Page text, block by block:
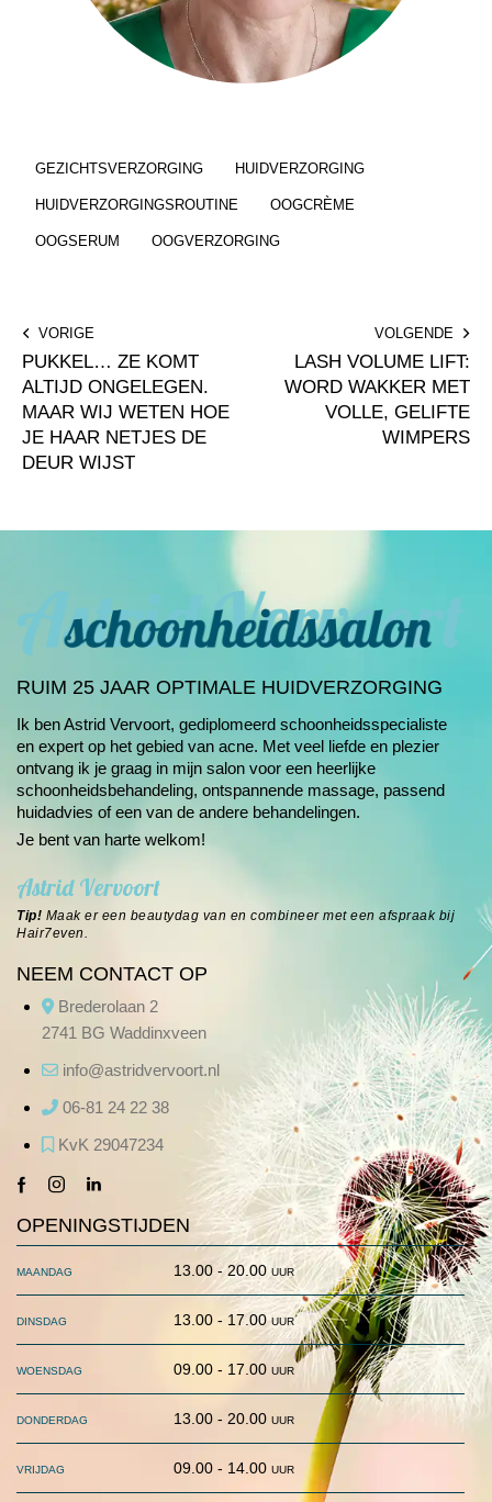
GEZICHTSVERZORGING HUIDVERZORGING
HUIDVERZORGINGSROUTINE OOGCRÈME
OOGSERUM OOGVERZORGING
Bericht
navigatie
VORIGE
PUKKEL… ZE KOMT
ALTIJD ONGELEGEN.
MAAR WIJ WETEN HOE
JE HAAR NETJES DE
DEUR WIJST
VOLGENDE
LASH VOLUME LIFT:
WORD WAKKER MET
VOLLE, GELIFTE
WIMPERS
RUIM 25 JAAR OPTIMALE HUIDVERZORGING
Ik ben Astrid Vervoort, gediplomeerd schoonheids­specialiste
en expert op het gebied van acne. Met veel liefde en plezier
ontvang ik je graag in mijn salon voor een heerlijke
schoonheids­behandeling, ontspannende massage, passend
huidadvies of een van de andere behandelingen.
Je bent van harte welkom!
Astrid Vervoort
Tip! Maak er een beautydag van en combineer met een afspraak bij
Hair7even.
NEEM CONTACT OP
Brederolaan 2
2741 BG Waddinxveen
info@astridvervoort.nl
06-81 24 22 38
KvK 29047234
facebook-
instagramlinkedin
OPENINGSTIJDEN
maandag 13.00 - 20.00 uur
dinsdag 13.00 - 17.00 uur
woensdag 09.00 - 17.00 uur
donderdag 13.00 - 20.00 uur
vrijdag 09.00 - 14.00 uur